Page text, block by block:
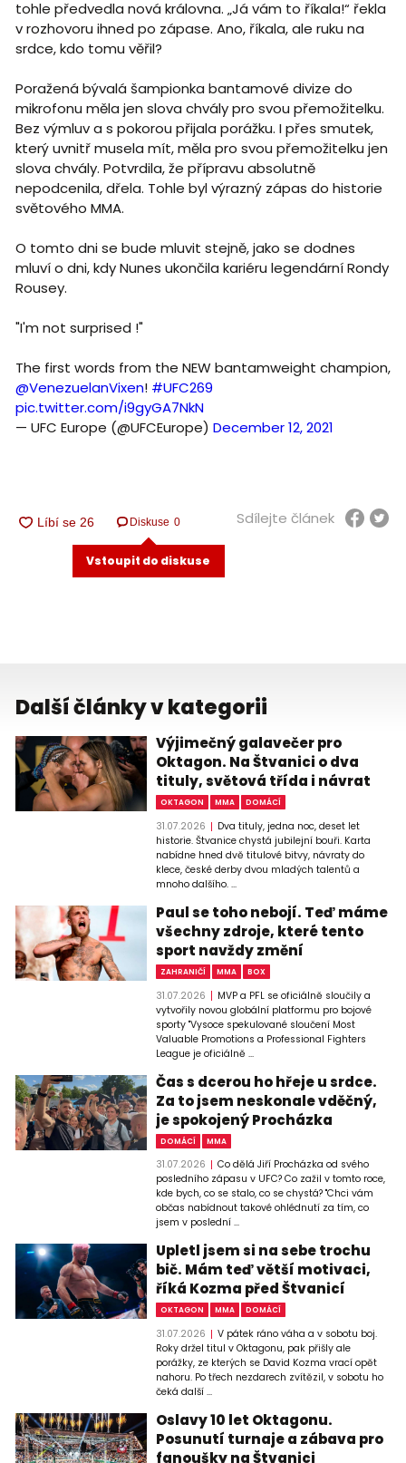
tohle předvedla nová královna. „Já vám to říkala!“ řekla
v rozhovoru ihned po zápase. Ano, říkala, ale ruku na
srdce, kdo tomu věřil?
Poražená bývalá šampionka bantamové divize do
mikrofonu měla jen slova chvály pro svou přemožitelku.
Bez výmluv a s pokorou přijala porážku. I přes smutek,
který uvnitř musela mít, měla pro svou přemožitelku jen
slova chvály. Potvrdila, že přípravu absolutně
nepodcenila, dřela. Tohle byl výrazný zápas do historie
světového MMA.
O tomto dni se bude mluvit stejně, jako se dodnes
mluví o dni, kdy Nunes ukončila kariéru legendární Rondy
Rousey.
"I'm not surprised !"
The first words from the NEW bantamweight champion,
@VenezuelanVixen! #UFC269
pic.twitter.com/i9gyGA7NkN
— UFC Europe (@UFCEurope) December 12, 2021
Diskuse 0
Vstoupit do diskuse
Sdílejte článek
Další články v kategorii
Výjimečný galavečer pro
Oktagon. Na Štvanici o dva
tituly, světová třída i návrat
OKTAGON MMA DOMÁCÍ
31.07.2026
Dva tituly, jedna noc, deset let
historie. Štvanice chystá jubilejní bouři. Karta
nabídne hned dvě titulové bitvy, návraty do
klece, české derby dvou mladých talentů a
mnoho dalšího. ...
Paul se toho nebojí. Teď máme
všechny zdroje, které tento
sport navždy změní
ZAHRANIČÍ MMA BOX
31.07.2026
MVP a PFL se oficiálně sloučily a
vytvořily novou globální platformu pro bojové
sporty "Vysoce spekulované sloučení Most
Valuable Promotions a Professional Fighters
League je oficiálně ...
Čas s dcerou ho hřeje u srdce.
Za to jsem neskonale vděčný,
je spokojený Procházka
DOMÁCÍ MMA
31.07.2026
Co dělá Jiří Procházka od svého
posledního zápasu v UFC? Co zažil v tomto roce,
kde bych, co se stalo, co se chystá? "Chci vám
občas nabídnout takové ohlédnutí za tím, co
jsem v poslední ...
Upletl jsem si na sebe trochu
bič. Mám teď větší motivaci,
říká Kozma před Štvanicí
OKTAGON MMA DOMÁCÍ
31.07.2026
V pátek ráno váha a v sobotu boj.
Roky držel titul v Oktagonu, pak přišly ale
porážky, ze kterých se David Kozma vrací opět
nahoru. Po třech nezdarech zvítězil, v sobotu ho
čeká další ...
Oslavy 10 let Oktagonu.
Posunutí turnaje a zábava pro
fanoušky na Štvanici